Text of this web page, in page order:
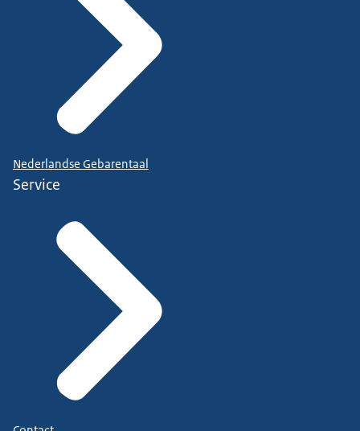
Nederlandse Gebarentaal
Service